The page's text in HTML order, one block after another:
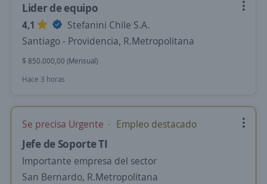
Lider de equipo
4,1
Stefanini Chile S.A.
Santiago - Providencia, R.Metropolitana
$ 850.000,00 (Mensual)
Hace 3 horas
Se precisa Urgente Empleo destacado
Jefe de Soporte TI
Importante empresa del sector
San Bernardo, R.Metropolitana